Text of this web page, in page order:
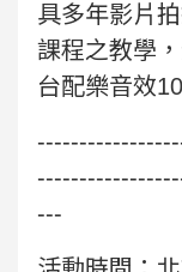
具多年影片
課程之教學
台配樂音效
---